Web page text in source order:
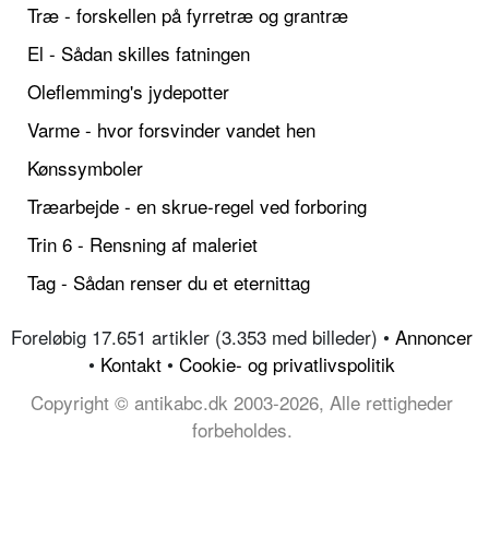
Træ - forskellen på fyrretræ og grantræ
El - Sådan skilles fatningen
Oleflemming's jydepotter
Varme - hvor forsvinder vandet hen
Kønssymboler
Træarbejde - en skrue-regel ved forboring
Trin 6 - Rensning af maleriet
Tag - Sådan renser du et eternittag
Foreløbig 17.651 artikler (3.353 med billeder) • Annoncer
• Kontakt • Cookie- og privatlivspolitik
Copyright © antikabc.dk 2003-2026, Alle rettigheder
forbeholdes.